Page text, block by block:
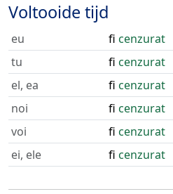
Voltooide tijd
eu fi cenzurat
tu
fi cenzurat
el, ea
fi cenzurat
noi
fi cenzurat
voi
fi cenzurat
ei, ele
fi cenzurat